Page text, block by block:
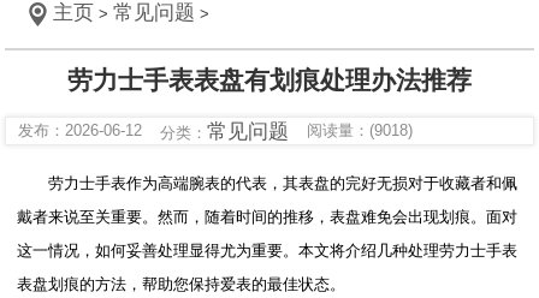
上海市徐汇区虹桥路3号港汇中心2座37层3705室劳力士售
主页 >常见问题 >
劳力士手表表盘有划痕处理办法推荐
发布：2026-06-12 分类：常见问题 阅读量：(9018)
劳力士手表作为高端腕表的代表，其表盘的完好无损对于收藏者和佩
戴者来说至关重要。然而，随着时间的推移，表盘难免会出现划痕。面对
这一情况，如何妥善处理显得尤为重要。本文将介绍几种处理劳力士手表
表盘划痕的方法，帮助您保持爱表的最佳状态。